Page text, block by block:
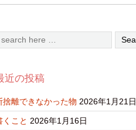
近の投稿
捨離できなかった物 2026年1月21日
くこと 2026年1月16日